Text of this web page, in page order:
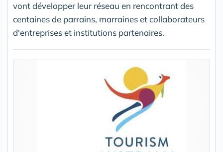
vont développer leur réseau en rencontrant des
centaines de parrains, marraines et collaborateurs
d'entreprises et institutions partenaires.